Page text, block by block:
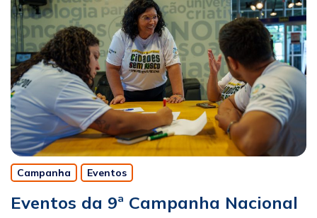
Campanha Eventos
Eventos da 9ª Campanha Nacional